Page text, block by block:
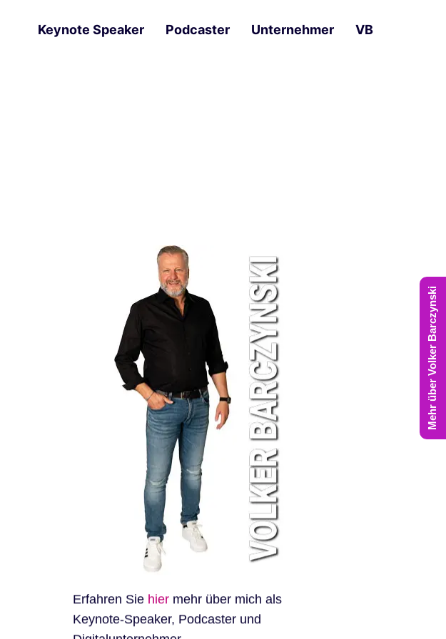
Keynote Speaker Podcaster Unternehmer VB
Erfahren Sie hiermehr über mich als
Keynote-Speaker, Podcaster und
Mehr über Volker Barczynski